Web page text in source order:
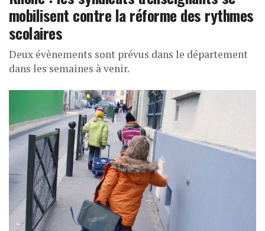
mobilisent contre la réforme des rythmes
scolaires
Deux évènements sont prévus dans le département
dans les semaines à venir.